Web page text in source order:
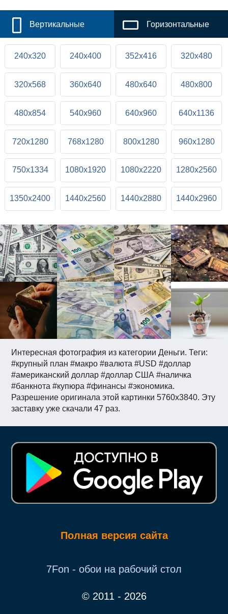
Интересная фотография из категории Деньги. Теги:
#крупный план #макро #валюта #USD #доллар
#американский доллар #доллар США #наличка
#банкнота #купюра #финансы #экономика.
Разрешение оригинала этой картинки 5760x3840. Эту
заставку уже скачали 47 раз.
Вертикальные Горизонтальные
240x320 240x400 352x416 320x480
320x568 360x640 480x640 480x800
480x854 540x960 640x960 640x1136
720x1280 768x1280 800x1280 960x1280
750x1334 1080x1920 1080x2220 1280x2560
1350x2400 1440x2560 1440x2880 1440x2960
Полная версия сайта
7Fon - обои на рабочий стол
© 2011 - 2026